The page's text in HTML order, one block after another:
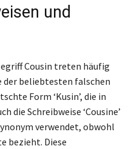
und
Cousin treten häufig
der beliebtesten falschen
Form ‘Kusin’, die in
die Schreibweise ‘Cousine’
verwendet, obwohl
bezieht. Diese